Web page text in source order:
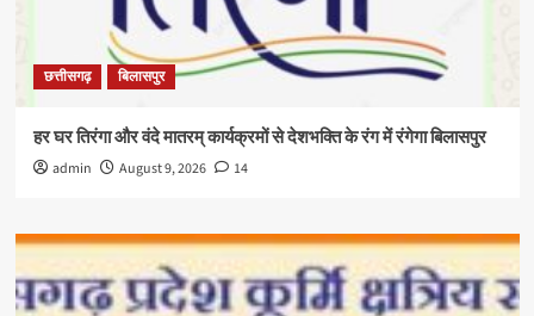
छत्तीसगढ़ बिलासपुर
हर घर तिरंगा और वंदे मातरम् कार्यक्रमों से देशभक्ति के रंग में रंगेगा बिलासपुर
admin August 9, 2026 14